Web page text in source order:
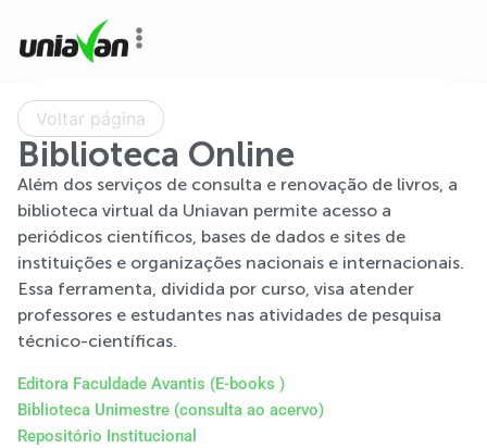
Voltar página
Biblioteca Online
Além dos serviços de consulta e renovação de livros, a
biblioteca virtual da Uniavan permite acesso a
periódicos científicos, bases de dados e sites de
instituições e organizações nacionais e internacionais.
Essa ferramenta, dividida por curso, visa atender
professores e estudantes nas atividades de pesquisa
técnico-científicas.
Editora Faculdade Avantis (E-books )
Biblioteca Unimestre (consulta ao acervo)
Repositório Institucional